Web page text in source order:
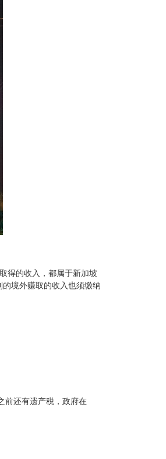
得的收入，都属于新加坡
境外赚取的收入也须缴纳
前还有遗产税，政府在